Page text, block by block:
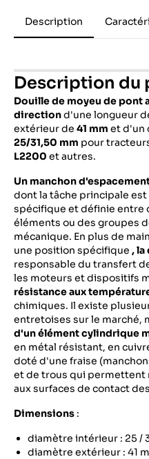
Description
Description du
Douille de moyeu de pont
directiond'une longueur
extérieur de 41 mm et d'un
25/31,50 mm pour
L2200 et autres.
Un manchon
dont la tâche principale
spécifique et définie entre
éléments ou des groupes
mécanique. En plus de
une position spécifique ,
responsable du transfert
les moteurs et dispositifs
résistance aux
chimiques. Il existe
entretoises sur le marché,
d'un élément cylindrique
en métal résistant, en
doté d'une fraise
et de trous qui permettent
aux surfaces de contact
Dimensions :
diamètre intérieur : 25 /
diamètre extérieur : 41